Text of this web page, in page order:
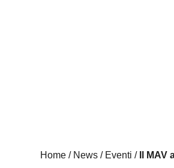
Home / News / Eventi / Il